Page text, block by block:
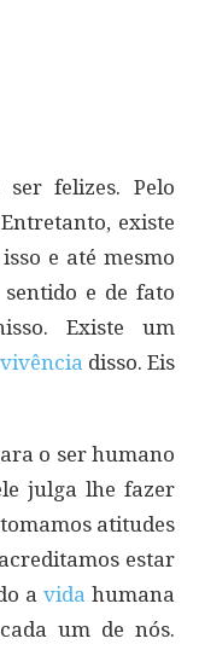
felizes. Pelo
existe
e até mesmo
e de fato
Existe um
vivência disso. Eis
o ser humano
julga lhe fazer
atitudes
estar
a vida humana
um de nós.